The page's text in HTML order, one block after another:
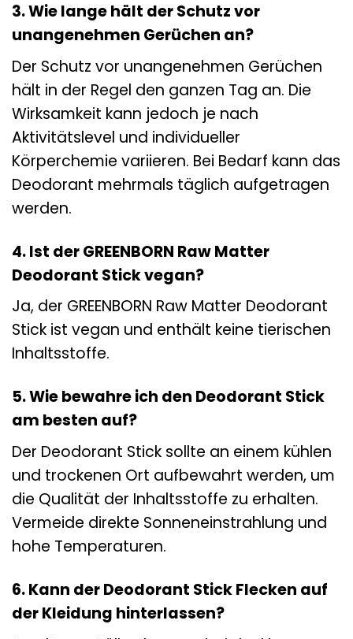
3. Wie lange hält der Schutz vor
unangenehmen Gerüchen an?
Der Schutz vor unangenehmen Gerüchen
hält in der Regel den ganzen Tag an. Die
Wirksamkeit kann jedoch je nach
Aktivitätslevel und individueller
Körperchemie variieren. Bei Bedarf kann das
Deodorant mehrmals täglich aufgetragen
werden.
4. Ist der GREENBORN Raw Matter
Deodorant Stick vegan?
Ja, der GREENBORN Raw Matter Deodorant
Stick ist vegan und enthält keine tierischen
Inhaltsstoffe.
5. Wie bewahre ich den Deodorant Stick
am besten auf?
Der Deodorant Stick sollte an einem kühlen
und trockenen Ort aufbewahrt werden, um
die Qualität der Inhaltsstoffe zu erhalten.
Vermeide direkte Sonneneinstrahlung und
hohe Temperaturen.
6. Kann der Deodorant Stick Flecken auf
der Kleidung hinterlassen?